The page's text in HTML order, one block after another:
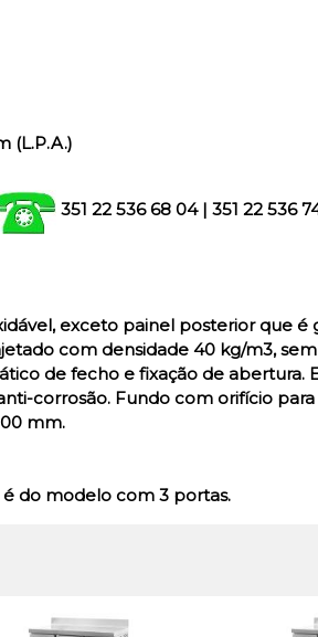
(L.P.A.)
351 22 536 68 04 | 351 22 536
exceto painel posterior que é
com densidade 40 kg/m3,
de fecho e fixação de abertura.
corrosão. Fundo com orifício
mm.
do modelo com 3 portas.